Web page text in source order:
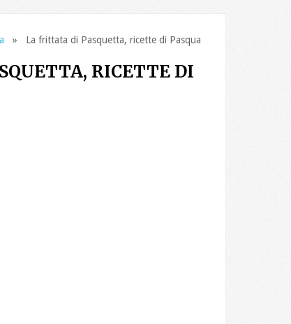
» La frittata di Pasquetta, ricette di Pasqua
RICETTE DI